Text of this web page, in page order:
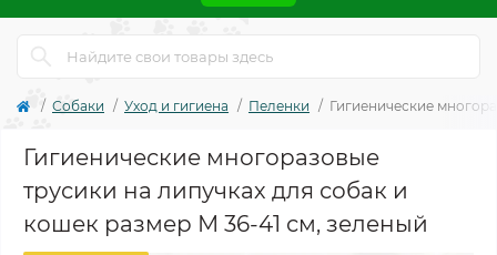
Собаки Уход и гигиена Пеленки Гигиенические
Гигиенические многоразовые
трусики на липучках для собак и
кошек размер М 36-41 см, зеленый